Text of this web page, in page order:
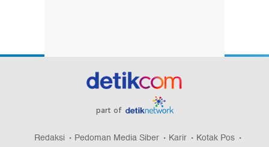
part of
Redaksi Pedoman Media Siber Karir
Kotak Pos